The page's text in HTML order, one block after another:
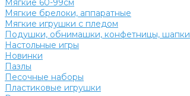
Мягкие 60-99см
Мягкие брелоки, аппаратные
Мягкие игрушки с пледом
Подушки, обнимашки, конфетницы, шапки
Настольные игры
Новинки
Пазлы
Песочные наборы
Пластиковые игрушки